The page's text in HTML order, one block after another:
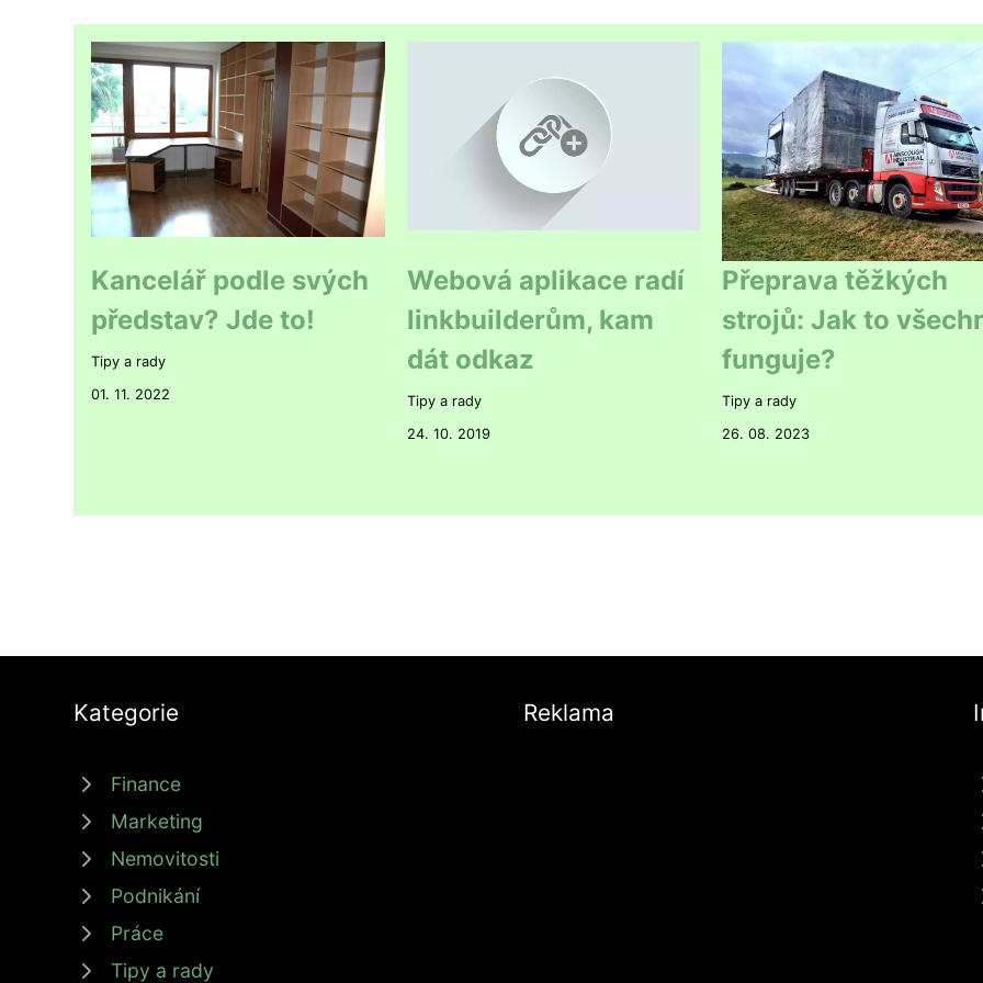
Kancelář podle svých
představ? Jde to!
Tipy a rady
01. 11. 2022
Webová aplikace radí
linkbuilderům, kam
dát odkaz
Tipy a rady
24. 10. 2019
Přeprava těžkých
strojů: Jak to
funguje?
Tipy a rady
26. 08. 2023
Kategorie
Finance
Marketing
Nemovitosti
Podnikání
Práce
Tipy a rady
Reklama